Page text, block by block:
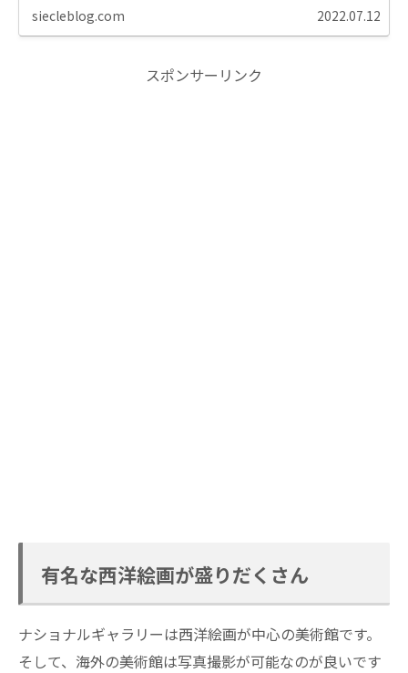
siecleblog.com 2022.07.12
スポンサーリンク
有名な西洋絵画が盛りだくさん
ナショナルギャラリーは西洋絵画が中心の美術館です。
そして、海外の美術館は写真撮影が可能なのが良いです